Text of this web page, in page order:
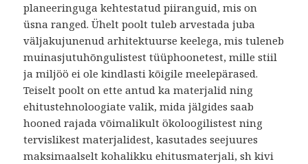
planeeringuga kehtestatud piiranguid, mis on
üsna ranged. Ühelt poolt tuleb arvestada juba
väljakujunenud arhitektuurse keelega, mis tuleneb
muinasjutuhõngulistest tüüphoonetest, mille stiil
ja miljöö ei ole kindlasti kõigile meelepärased.
Teiselt poolt on ette antud ka materjalid ning
ehitustehnoloogiate valik, mida jälgides saab
hooned rajada võimalikult ökoloogilistest ning
tervislikest materjalidest, kasutades seejuures
maksimaalselt kohalikku ehitusmaterjali, sh kivi